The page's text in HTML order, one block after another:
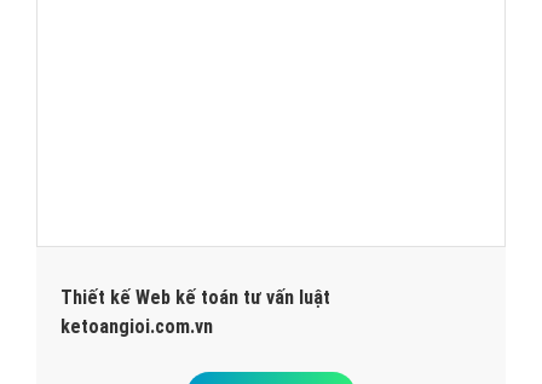
Thiết kế Web kế toán tư vấn luật
ketoangioi.com.vn